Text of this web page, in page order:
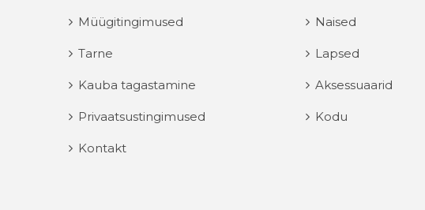
Müügitingimused
Tarne
Kauba tagastamine
Privaatsustingimused
Kontakt
Naised
Lapsed
Aksessuaarid
Kodu